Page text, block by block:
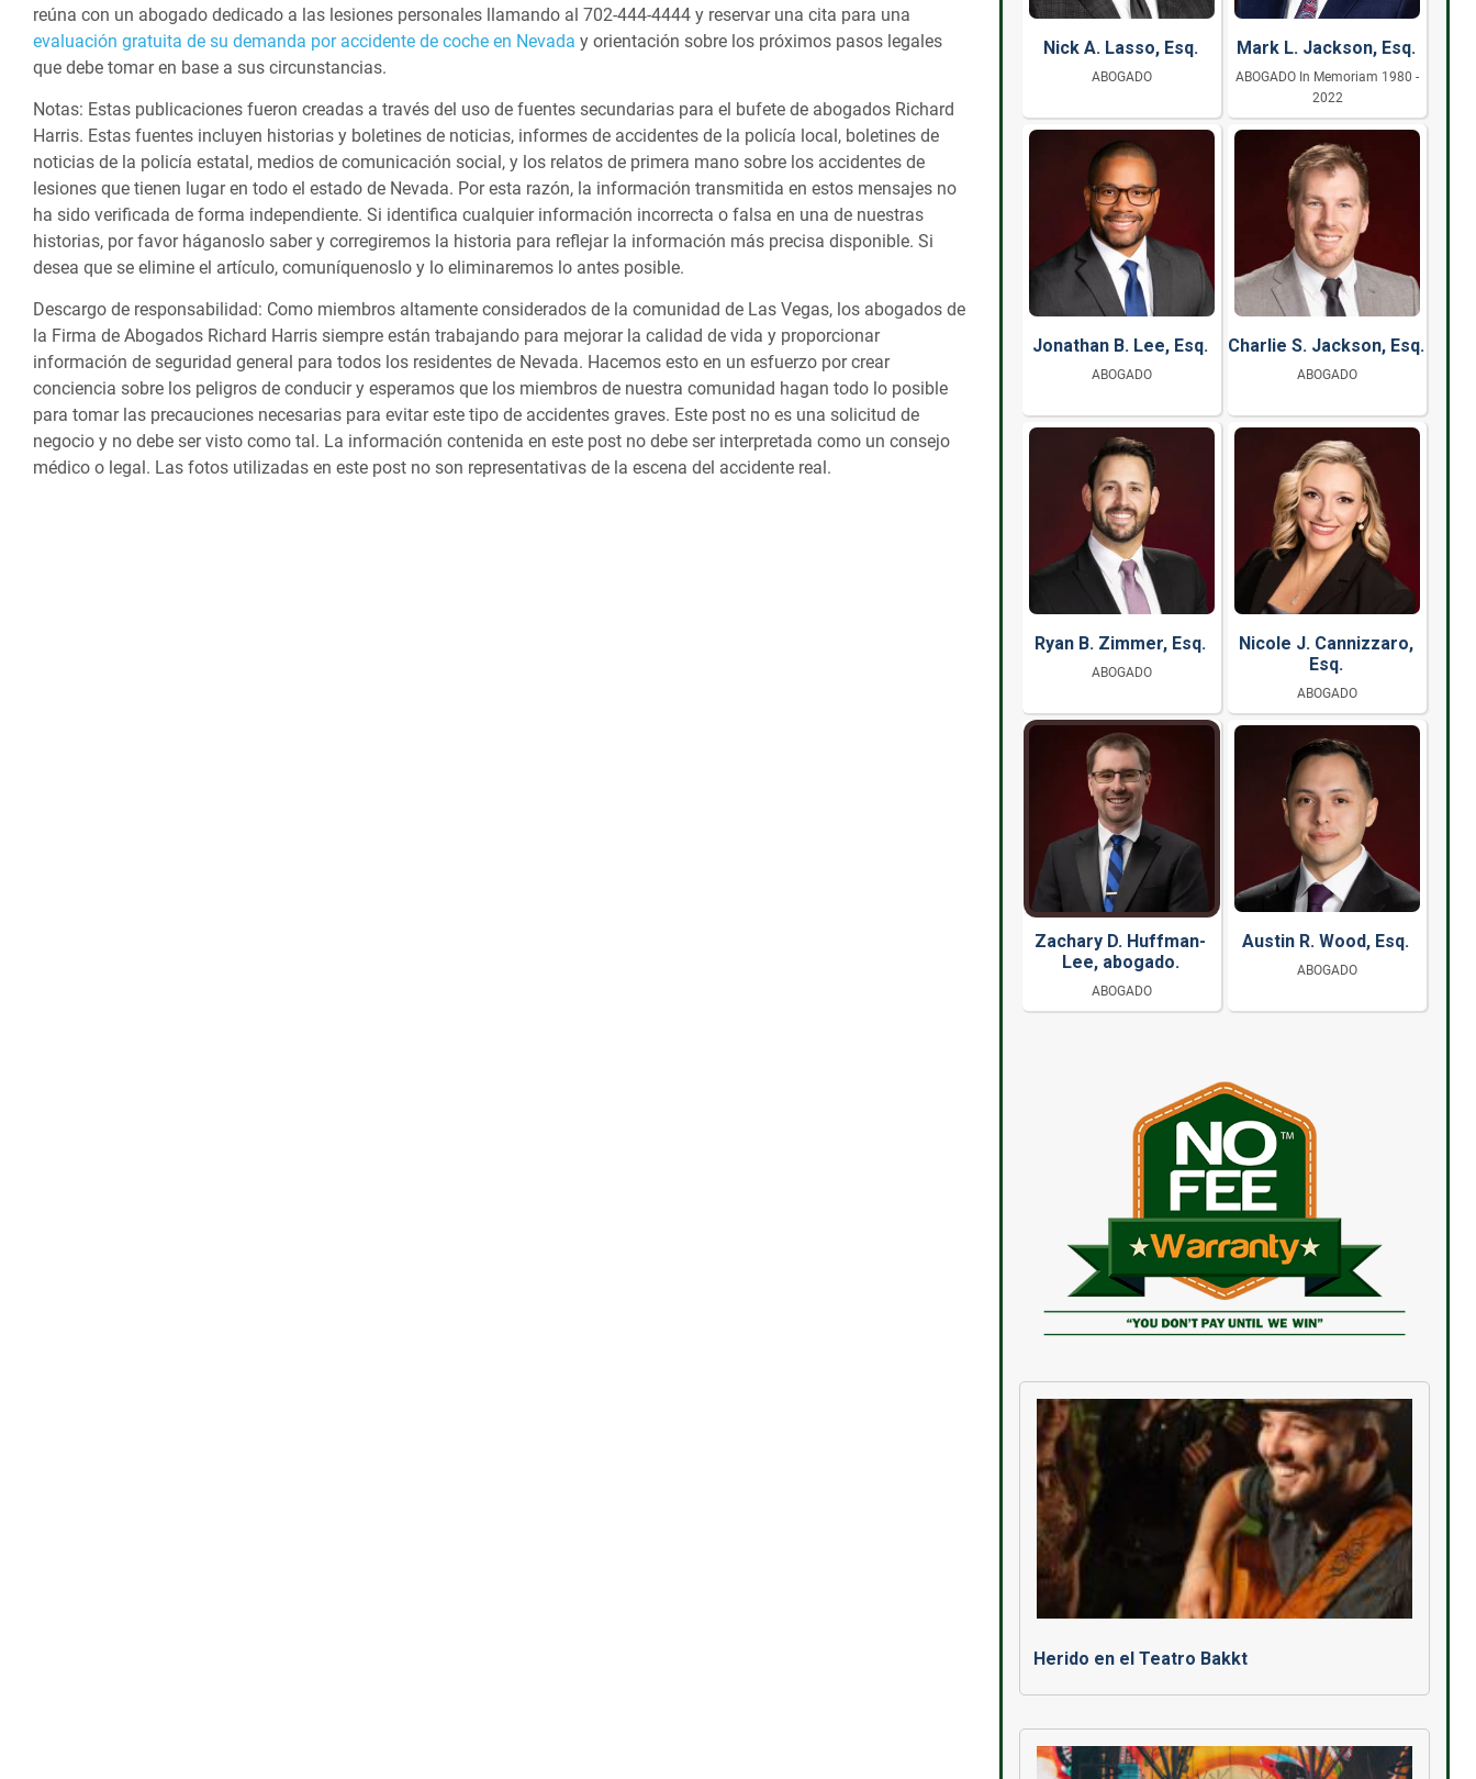
reúna con un abogado dedicado a las lesiones personales llamando al 702-444-4444 y reservar una cita para una
evaluación gratuita de su demanda por accidente de coche en Nevada y orientación sobre los próximos pasos legales
que debe tomar en base a sus circunstancias.
Notas: Estas publicaciones fueron creadas a través del uso de fuentes secundarias para el bufete de abogados Richard
Harris. Estas fuentes incluyen historias y boletines de noticias, informes de accidentes de la policía local, boletines de
noticias de la policía estatal, medios de comunicación social, y los relatos de primera mano sobre los accidentes de
lesiones que tienen lugar en todo el estado de Nevada. Por esta razón, la información transmitida en estos mensajes no
ha sido verificada de forma independiente. Si identifica cualquier información incorrecta o falsa en una de nuestras
historias, por favor háganoslo saber y corregiremos la historia para reflejar la información más precisa disponible. Si
desea que se elimine el artículo, comuníquenoslo y lo eliminaremos lo antes posible.
Descargo de responsabilidad: Como miembros altamente considerados de la comunidad de Las Vegas, los abogados de
la Firma de Abogados Richard Harris siempre están trabajando para mejorar la calidad de vida y proporcionar
información de seguridad general para todos los residentes de Nevada. Hacemos esto en un esfuerzo por crear
conciencia sobre los peligros de conducir y esperamos que los miembros de nuestra comunidad hagan todo lo posible
para tomar las precauciones necesarias para evitar este tipo de accidentes graves. Este post no es una solicitud de
negocio y no debe ser visto como tal. La información contenida en este post no debe ser interpretada como un consejo
médico o legal. Las fotos utilizadas en este post no son representativas de la escena del accidente real.
Nick A. Lasso, Esq.
ABOGADO
Mark L. Jackson, Esq.
ABOGADO In Memoriam 1980 -
2022
Jonathan B. Lee, Esq.
ABOGADO
Charlie S. Jackson, Esq.
ABOGADO
Ryan B. Zimmer, Esq.
ABOGADO
Nicole J. Cannizzaro,
Esq.
ABOGADO
Zachary D. Huffman-
Lee, abogado.
ABOGADO
Austin R. Wood, Esq.
ABOGADO
Herido en el Teatro Bakkt